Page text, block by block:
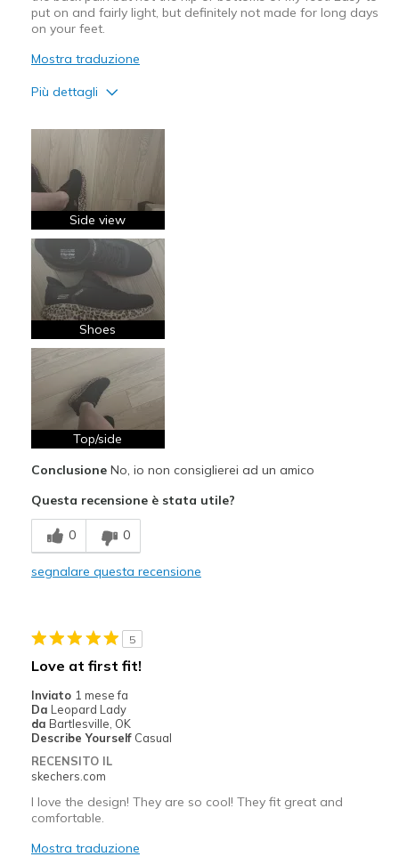
put on and fairly light, but definitely not made for long days
on your feet.
Mostra traduzione
Più dettagli
Breathe Well
Stylish
Difetti
Poor Cushioning
Migliori Utilizzi:
Casual Wear
Feels true to width
Sizing
Feels true to size
View On Shoes
I'm Into Shoes
Side view
Shoes
Top/side
ConclusioneNo, io non consiglierei ad un amico
Questa recensione è stata utile?
0 0
segnalare questa recensione
5
Love at first fit!
Inviato 1 mese fa
Da Leopard Lady
da Bartlesville, OK
Describe Yourself Casual
RECENSITO IL
skechers.com
I love the design! They are so cool! They fit great and
comfortable.
Mostra traduzione